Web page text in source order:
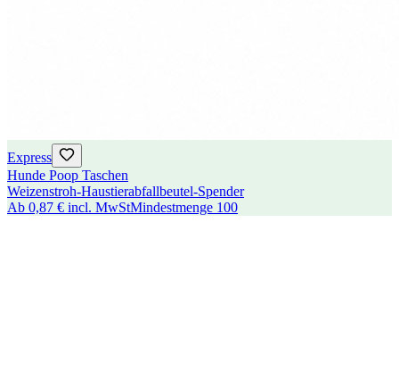
Express
Hunde Poop Taschen
Weizenstroh-Haustierabfallbeutel-Spender
Ab 0,87 € incl. MwStMindestmenge 100